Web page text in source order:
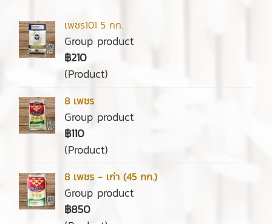
เพชร101 5 กก.
Group product
฿210
(Product)
8 เพชร
Group product
฿110
(Product)
8 เพชร - เก่า (45 กก.)
Group product
฿850